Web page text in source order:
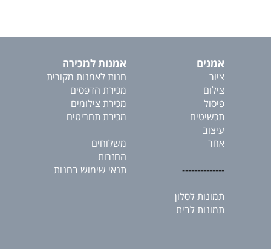
אמנים
ציור
צילום
פיסול
תכשיטים
עיצוב
אחר
--------------
תמונות לסלון
תמונות לבית
אמנות למכירה
חנות לאמנות מקורית
מכירת הדפסים
מכירת צילומים
מכירת תחריטים
משלוחים
החזרות
תנאי שימוש בחנות